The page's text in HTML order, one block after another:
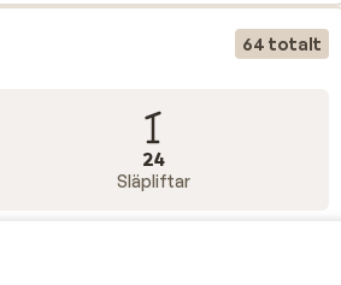
64 totalt
24
Släpliftar